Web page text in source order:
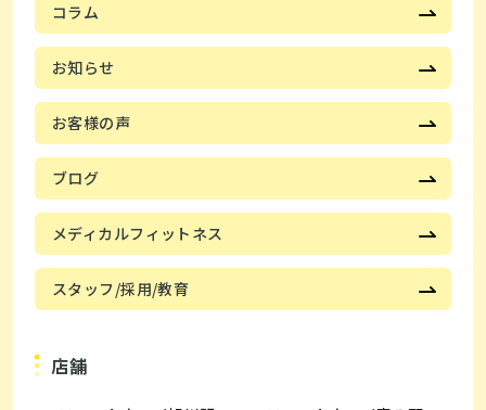
コラム
お知らせ
お客様の声
ブログ
メディカルフィットネス
スタッフ/採用/教育
店舗